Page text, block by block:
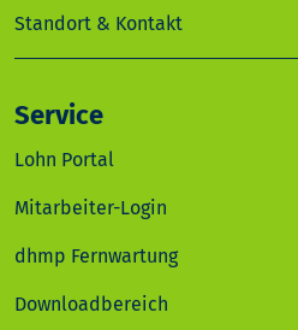
Standort & Kontakt
Service
Lohn Portal
Mitarbeiter-Login
dhmp Fernwartung
Downloadbereich